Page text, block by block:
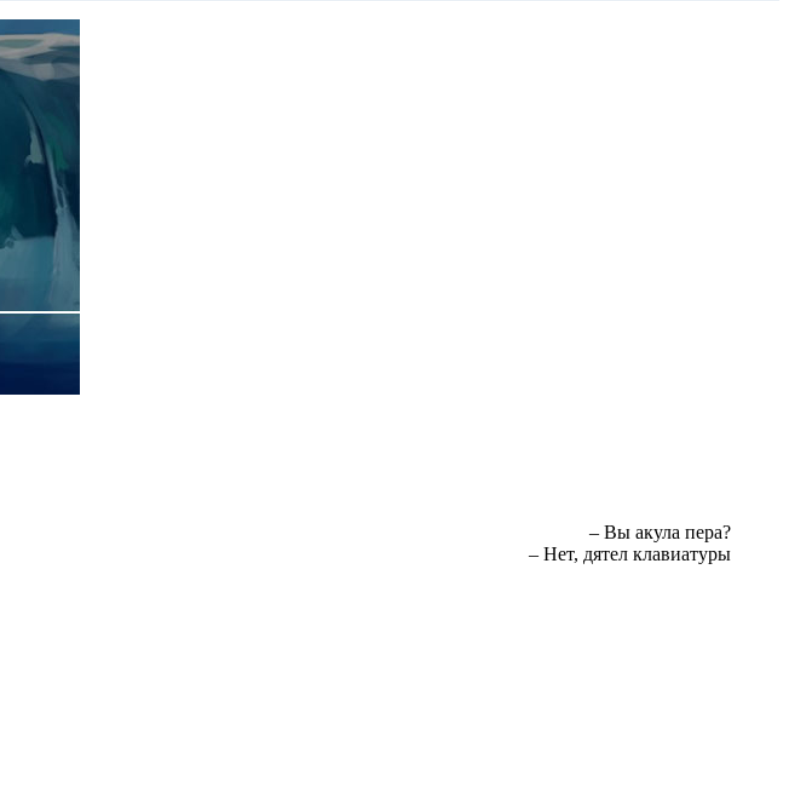
– Вы акула пера?
– Нет, дятел клавиатуры